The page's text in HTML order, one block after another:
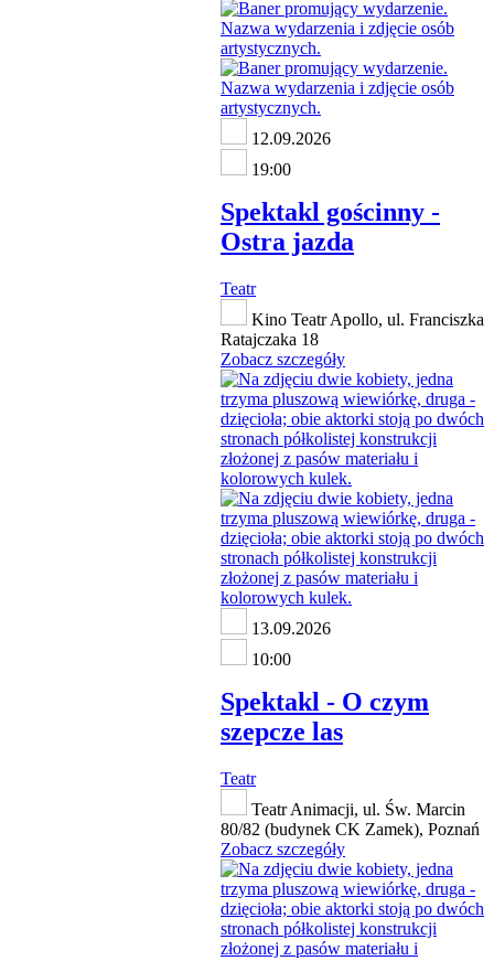
12.09.2026
19:00
Spektakl gościnny -
Ostra jazda
Teatr
Kino Teatr Apollo, ul. Franciszka
Ratajczaka 18
Zobacz szczegóły
13.09.2026
10:00
Spektakl - O czym
szepcze las
Teatr
Teatr Animacji, ul. Św. Marcin
80/82 (budynek CK Zamek), Poznań
Zobacz szczegóły